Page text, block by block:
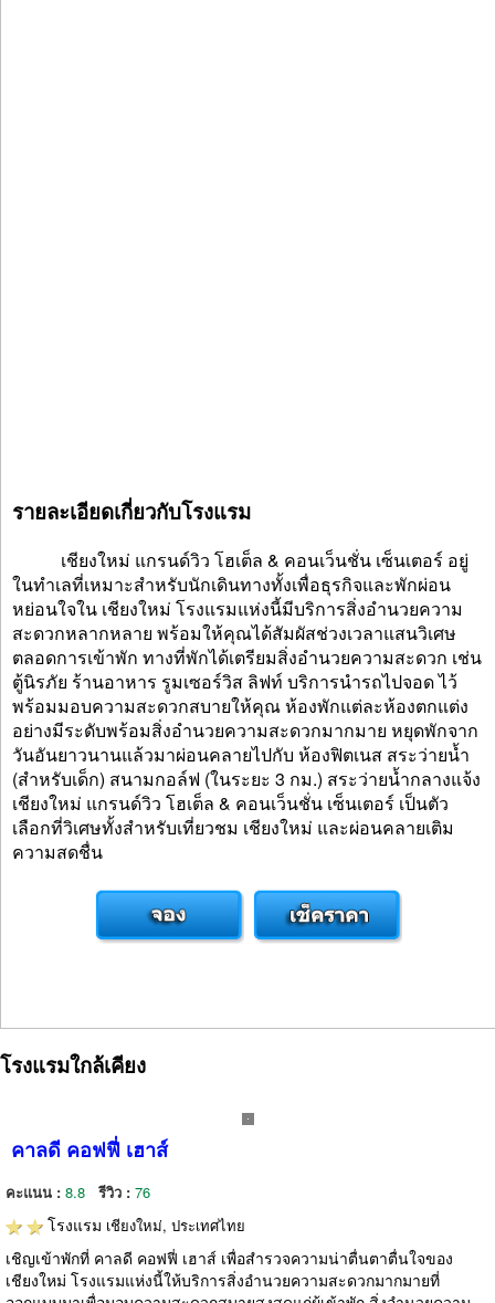
รายละเอียดเกี่ยวกับโรงแรม
เชียงใหม่ แกรนด์วิว โฮเต็ล & คอนเว็นชั่น เซ็นเตอร์ อยู่
ในทำเลที่เหมาะสำหรับนักเดินทางทั้งเพื่อธุรกิจและพักผ่อน
หย่อนใจใน เชียงใหม่ โรงแรมแห่งนี้มีบริการสิ่งอำนวยความ
สะดวกหลากหลาย พร้อมให้คุณได้สัมผัสช่วงเวลาแสนวิเศษ
ตลอดการเข้าพัก ทางที่พักได้เตรียมสิ่งอำนวยความสะดวก เช่น
ตู้นิรภัย ร้านอาหาร รูมเซอร์วิส ลิฟท์ บริการนำรถไปจอด ไว้
พร้อมมอบความสะดวกสบายให้คุณ ห้องพักแต่ละห้องตกแต่ง
อย่างมีระดับพร้อมสิ่งอำนวยความสะดวกมากมาย หยุดพักจาก
วันอันยาวนานแล้วมาผ่อนคลายไปกับ ห้องฟิตเนส สระว่ายน้ำ
(สำหรับเด็ก) สนามกอล์ฟ (ในระยะ 3 กม.) สระว่ายน้ำกลางแจ้ง
เชียงใหม่ แกรนด์วิว โฮเต็ล & คอนเว็นชั่น เซ็นเตอร์ เป็นตัว
เลือกที่วิเศษทั้งสำหรับเที่ยวชม เชียงใหม่ และผ่อนคลายเติม
ความสดชื่น
โรงแรมใกล้เคียง
คาลดี คอฟฟี่ เฮาส์
คะแนน : 8.8 รีวิว : 76
โรงแรม เชียงใหม่, ประเทศไทย
เชิญเข้าพักที่ คาลดี คอฟฟี่ เฮาส์ เพื่อสำรวจความน่าตื่นตาตื่นใจของ
เชียงใหม่ โรงแรมแห่งนี้ให้บริการสิ่งอำนวยความสะดวกมากมายที่